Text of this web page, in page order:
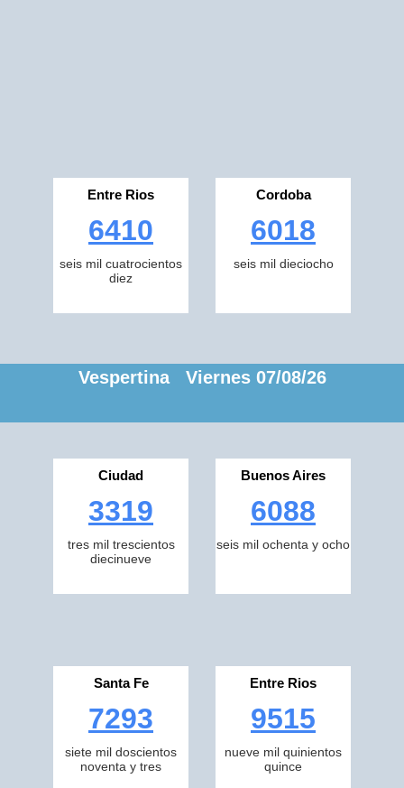
Entre Rios
6410
seis mil cuatrocientos
diez
Cordoba
6018
seis mil dieciocho
Vespertina Viernes 07/08/26
Ciudad
3319
tres mil trescientos
diecinueve
Buenos Aires
6088
seis mil ochenta y ocho
Santa Fe
7293
siete mil doscientos
noventa y tres
Entre Rios
9515
nueve mil quinientos
quince